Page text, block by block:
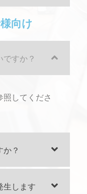
向け
すか？
照してくださ
？
生します